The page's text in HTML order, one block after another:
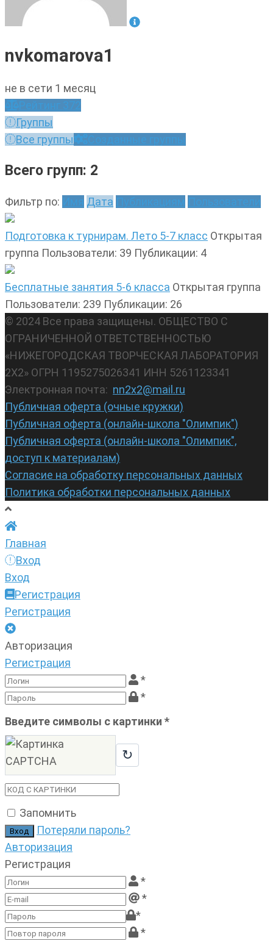
nvkomarova1
не в сети 1 месяц
Рейтинг 372
Группы
Все группы
Созданные группы
Всего групп: 2
Фильтр по: Имя Дата Публикациям Пользователи
Подготовка к турнирам. Лето 5-7 класс Открытая
группа Пользователи: 39 Публикации: 4
Бесплатные занятия 5-6 класса Открытая группа
Пользователи: 239 Публикации: 26
© 2024 Все права защищены. ОБЩЕСТВО С
ОГРАНИЧЕННОЙ ОТВЕТСТВЕННОСТЬЮ
«НИЖЕГОРОДСКАЯ ТВОРЧЕСКАЯ ЛАБОРАТОРИЯ
2Х2» ОГРН 1195275026341 ИНН 5261123341
Электронная почта: nn2x2@mail.ru
Публичная оферта (очные кружки)
Публичная оферта (онлайн-школа "Олимпик")
Публичная оферта (онлайн-школа "Олимпик",
доступ к материалам)
Согласие на обработку персональных данных
Политика обработки персональных данных
Главная
Вход
Вход
Регистрация
Регистрация
Авторизация
Регистрация
*
*
Введите символы с картинки *
↻
Запомнить
Потеряли пароль?
Авторизация
Регистрация
*
*
*
*